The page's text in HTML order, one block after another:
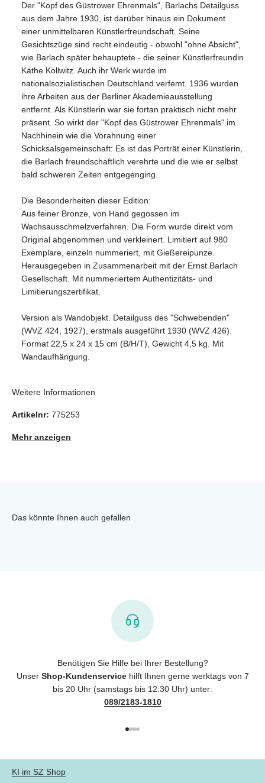
Der "Kopf des Güstrower Ehrenmals", Barlachs Detailguss
aus dem Jahre 1930, ist darüber hinaus ein Dokument
einer unmittelbaren Künstlerfreundschaft. Seine
Gesichtszüge sind recht eindeutig - obwohl "ohne Absicht",
wie Barlach später behauptete - die seiner Künstlerfreundin
Käthe Kollwitz. Auch ihr Werk wurde im
nationalsozialistischen Deutschland verfemt. 1936 wurden
ihre Arbeiten aus der Berliner Akademieausstellung
entfernt. Als Künstlerin war sie fortan praktisch nicht mehr
präsent. So wirkt der "Kopf des Güstrower Ehrenmals" im
Nachhinein wie die Vorahnung einer
Schicksalsgemeinschaft: Es ist das Porträt einer Künstlerin,
die Barlach freundschaftlich verehrte und die wie er selbst
bald schweren Zeiten entgegenging.
Die Besonderheiten dieser Edition:
Aus feiner Bronze, von Hand gegossen im
Wachsausschmelzverfahren. Die Form wurde direkt vom
Original abgenommen und verkleinert. Limitiert auf 980
Exemplare, einzeln nummeriert, mit Gießereipunze.
Herausgegeben in Zusammenarbeit mit der Ernst Barlach
Gesellschaft. Mit nummeriertem Authentizitäts- und
Limitierungszertifikat.
Version als Wandobjekt. Detailguss des "Schwebenden"
(WVZ 424, 1927), erstmals ausgeführt 1930 (WVZ 426).
Format 22,5 x 24 x 15 cm (B/H/T), Gewicht 4,5 kg. Mit
Wandaufhängung.
Weitere Informationen
Artikelnr: 775253
Mehr anzeigen
Das könnte Ihnen auch gefallen
Benötigen Sie Hilfe bei Ihrer Bestellung?
Unser Shop-Kundenservicehilft Ihnen gerne werktags von 7
bis 20 Uhr (samstags bis 12:30 Uhr) unter:
089/2183-1810
KI im SZ Shop